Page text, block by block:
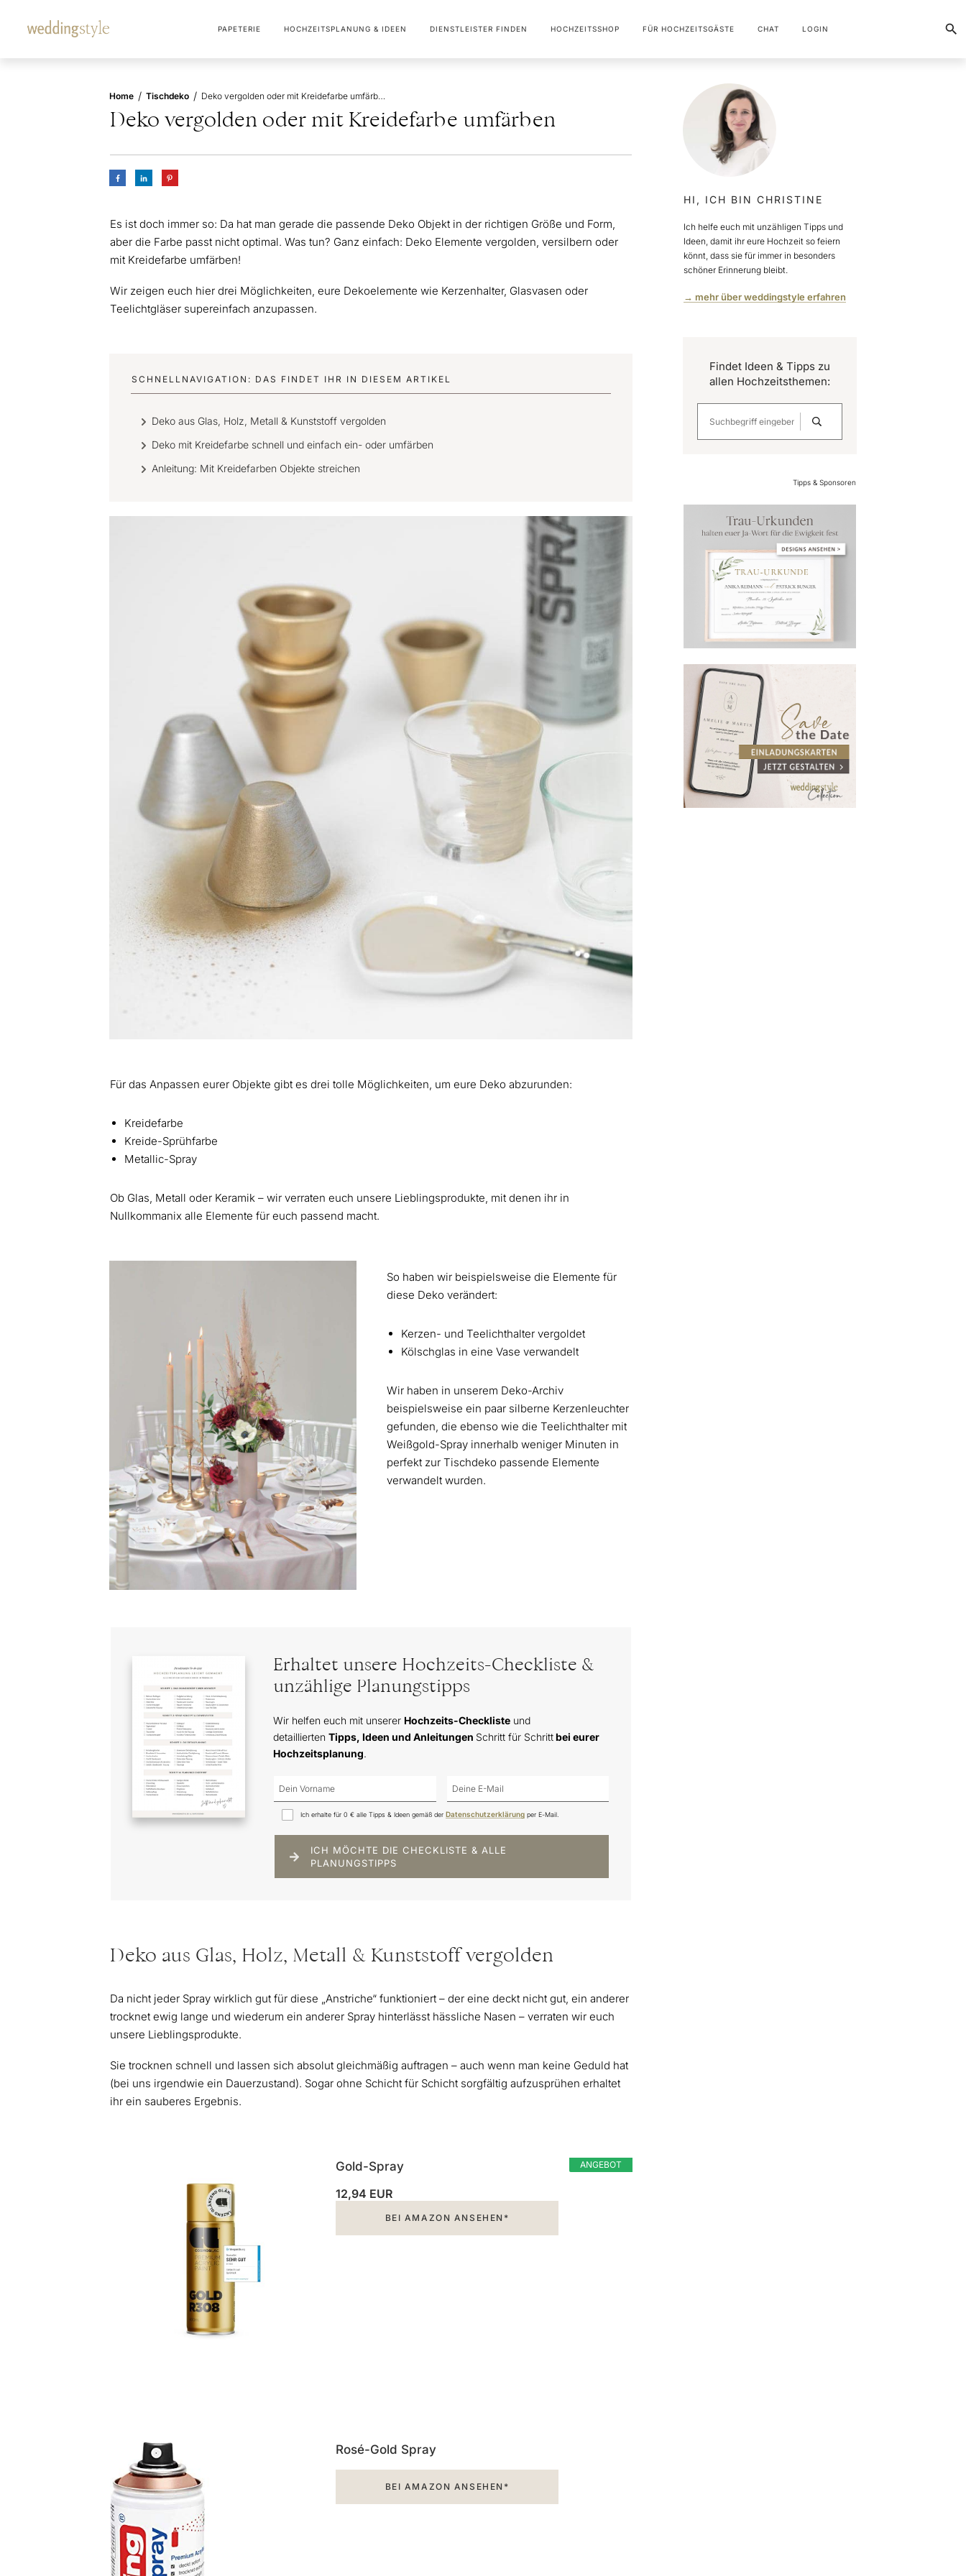
PAPETERIE HOCHZEITSPLANUNG & IDEEN DIENSTLEISTER FINDEN HOCHZEITSSHOP FÜR HOCHZEITSGÄSTE CHAT LOGIN
Home / Tischdeko / Deko vergolden oder mit Kreidefarbe umfärben
Deko vergolden oder mit Kreidefarbe umfärben
Es ist doch immer so: Da hat man gerade die passende Deko Objekt in der richtigen Größe und Form,
aber die Farbe passt nicht optimal. Was tun? Ganz einfach: Deko Elemente vergolden, versilbern oder
mit Kreidefarbe umfärben!
Wir zeigen euch hier drei Möglichkeiten, eure Dekoelemente wie Kerzenhalter, Glasvasen oder
Teelichtgläser supereinfach anzupassen.
SCHNELLNAVIGATION: DAS FINDET IHR IN DIESEM ARTIKEL
Deko aus Glas, Holz, Metall & Kunststoff vergolden
Deko mit Kreidefarbe schnell und einfach ein- oder umfärben
Anleitung: Mit Kreidefarben Objekte streichen
Für das Anpassen eurer Objekte gibt es drei tolle Möglichkeiten, um eure Deko abzurunden:
Kreidefarbe
Kreide-Sprühfarbe
Metallic-Spray
Ob Glas, Metall oder Keramik – wir verraten euch unsere Lieblingsprodukte, mit denen ihr in
Nullkommanix alle Elemente für euch passend macht.
So haben wir beispielsweise die Elemente für
diese Deko verändert:
Kerzen- und Teelichthalter vergoldet
Kölschglas in eine Vase verwandelt
Wir haben in unserem Deko-Archiv
beispielsweise ein paar silberne Kerzenleuchter
gefunden, die ebenso wie die Teelichthalter mit
Weißgold-Spray innerhalb weniger Minuten in
perfekt zur Tischdeko passende Elemente
verwandelt wurden.
Erhaltet unsere Hochzeits-Checkliste &
unzählige Planungstipps
Wir helfen euch mit unserer Hochzeits-Checkliste und
detailliertenTipps, Ideen und Anleitungen Schritt für Schrittbei eurer
Hochzeitsplanung.
Ich erhalte für 0 € alle Tipps & Ideen gemäß derDatenschutzerklärung per E-Mail.
ICH MÖCHTE DIE CHECKLISTE & ALLE
PLANUNGSTIPPS
Deko aus Glas, Holz, Metall & Kunststoff vergolden
Da nicht jeder Spray wirklich gut für diese „Anstriche“ funktioniert – der eine deckt nicht gut, ein anderer
trocknet ewig lange und wiederum ein anderer Spray hinterlässt hässliche Nasen – verraten wir euch
unsere Lieblingsprodukte.
Sie trocknen schnell und lassen sich absolut gleichmäßig auftragen – auch wenn man keine Geduld hat
(bei uns irgendwie ein Dauerzustand). Sogar ohne Schicht für Schicht sorgfältig aufzusprühen erhaltet
ihr ein sauberes Ergebnis.
ANGEBOT
Gold-Spray
12,94 EUR
BEI AMAZON ANSEHEN*
Rosé-Gold Spray
BEI AMAZON ANSEHEN*
HI, ICH BIN CHRISTINE
Ich helfe euch mit unzähligen Tipps und
Ideen, damit ihr eure Hochzeit so feiern
könnt, dass sie für immer in besonders
schöner Erinnerung bleibt.
→ mehr über weddingstyle erfahren
Findet Ideen & Tipps zu
allen Hochzeitsthemen:
Tipps & Sponsoren